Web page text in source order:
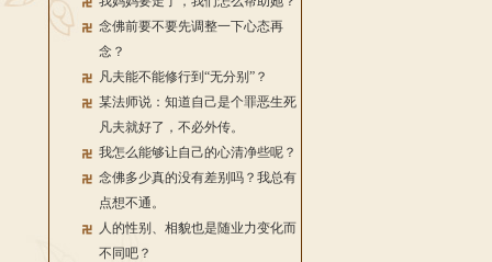
念佛前要不要先调整一下心态再
念？
凡夫能不能修行到“无分别”？
某法师说：知道自己是个罪恶生死
凡夫就好了，不必外传。
我怎么能够让自己的心清净些呢？
念佛多少真的没有差别吗？我总有
点想不通。
人的性别、相貌也是随业力变化而
不同吧？